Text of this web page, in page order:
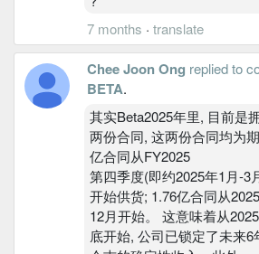
7 months · translate
Chee Joon Ong replied to
BETA.
其实Beta2025年里, 目前是
两份合同, 这两份合同均为
亿合同从FY2025
第四季度(即约2025年1月-3
开始供货; 1.76亿合同从
12月开始。 这意味着从
底开始, 公司已锁定了未来6